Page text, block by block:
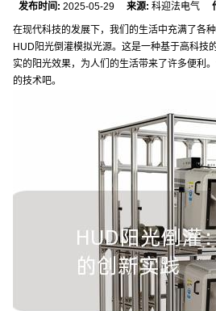
发布时间: 2025-05-29来源: 科迎法电气
在现代科技的发展下，我们的生活中充满了各
HUD阳光倒灌模拟光源。这是一种基于高科技
实的阳光效果，为人们的生活带来了许多便利
的技术吧。